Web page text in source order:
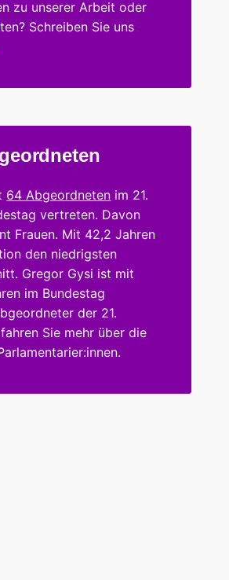
zu unserer Arbeit oder
Schreiben Sie uns
64 Abgeordneten im 21.
vertreten. Davon
Frauen. Mit 42,2 Jahren
den niedrigsten
Gregor Gysi ist mit
im Bundestag
der 21.
Sie mehr über die